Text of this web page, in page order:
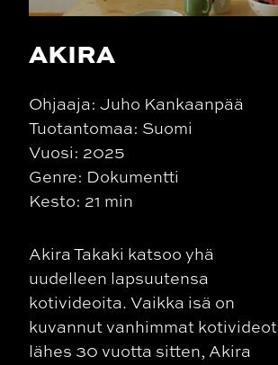
AKIRA
Ohjaaja: Juho Kankaanpää
Tuotantomaa: Suomi
Vuosi: 2025
Genre: Dokumentti
Kesto: 21 min
Akira Takaki katsoo yhä
uudelleen lapsuutensa
kotivideoita. Vaikka isä on
kuvannut vanhimmat kotivideot
lähes 30 vuotta sitten, Akira